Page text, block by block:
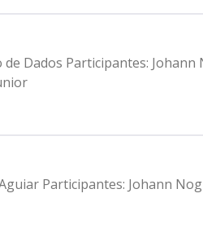
Dados Participantes:
Participantes: Johann